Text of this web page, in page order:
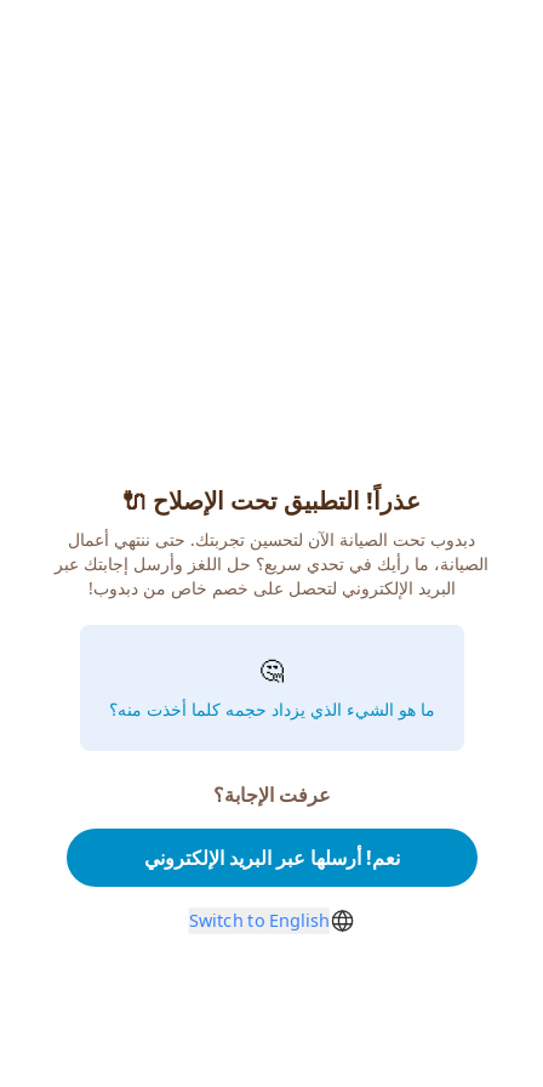
عذراً! التطبيق تحت الإصلاح 🔌
دبدوب تحت الصيانة الآن لتحسين تجربتك. حتى ننتهي أعمال
الصيانة، ما رأيك في تحدي سريع؟ حل اللغز وأرسل إجابتك عبر
البريد الإلكتروني لتحصل على خصم خاص من دبدوب!
🤔
ما هو الشيء الذي يزداد حجمه كلما أخذت منه؟
عرفت الإجابة؟
نعم! أرسلها عبر البريد الإلكتروني
Switch to English